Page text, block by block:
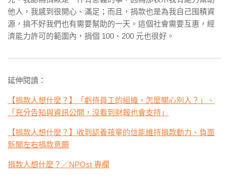
他人，我感到很開心、滿足；而且，捐款也是為我自己囤積資
源，搞不好我們也有需要幫助的一天。這個社會需要互惠，經
濟能力許可的範圍內，捐個 100、200 元也很好。
延伸閱讀：
【捐款人想什麼？】「虧待員工的組織，怎麼關心別人？」、
「充分告知與資訊公開，沒看到財報也會支持」
【捐款人想什麼？】收到認養孩童的信能維持捐款動力、負面
新聞左右捐款意願
捐款人想什麼？／NPOst 專欄